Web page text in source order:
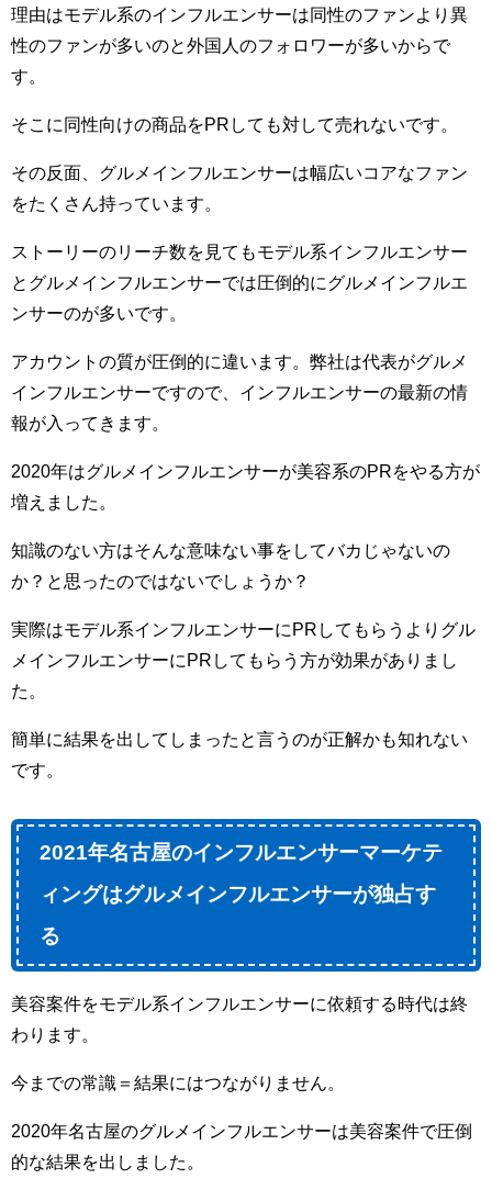
理由はモデル系のインフルエンサーは同性のファンより異
性のファンが多いのと外国人のフォロワーが多いからで
す。
そこに同性向けの商品をPRしても対して売れないです。
その反面、グルメインフルエンサーは幅広いコアなファン
をたくさん持っています。
ストーリーのリーチ数を見てもモデル系インフルエンサー
とグルメインフルエンサーでは圧倒的にグルメインフルエ
ンサーのが多いです。
アカウントの質が圧倒的に違います。弊社は代表がグルメ
インフルエンサーですので、インフルエンサーの最新の情
報が入ってきます。
2020年はグルメインフルエンサーが美容系のPRをやる方が
増えました。
知識のない方はそんな意味ない事をしてバカじゃないの
か？と思ったのではないでしょうか？
実際はモデル系インフルエンサーにPRしてもらうよりグル
メインフルエンサーにPRしてもらう方が効果がありまし
た。
簡単に結果を出してしまったと言うのが正解かも知れない
です。
2021年名古屋のインフルエンサーマーケテ
ィングはグルメインフルエンサーが独占す
る
美容案件をモデル系インフルエンサーに依頼する時代は終
わります。
今までの常識＝結果にはつながりません。
2020年名古屋のグルメインフルエンサーは美容案件で圧倒
的な結果を出しました。